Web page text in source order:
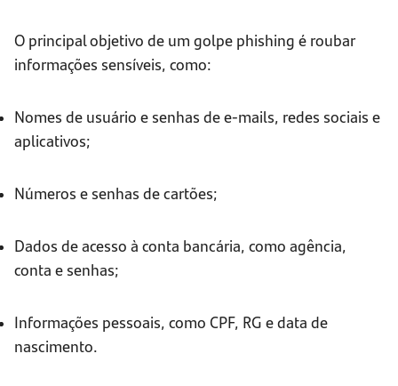
O principal objetivo de um golpe phishing é roubar
informações sensíveis, como:
Nomes de usuário e senhas de e-mails, redes sociais e
aplicativos;
Números e senhas de cartões;
Dados de acesso à conta bancária, como agência,
conta e senhas;
Informações pessoais, como CPF, RG e data de
nascimento.